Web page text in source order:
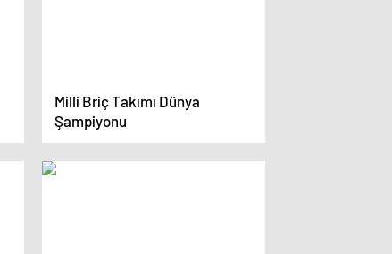
Milli Briç Takımı Dünya
Şampiyonu